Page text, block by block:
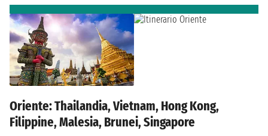
Oriente: Thailandia, Vietnam, Hong Kong,
Filippine, Malesia, Brunei, Singapore